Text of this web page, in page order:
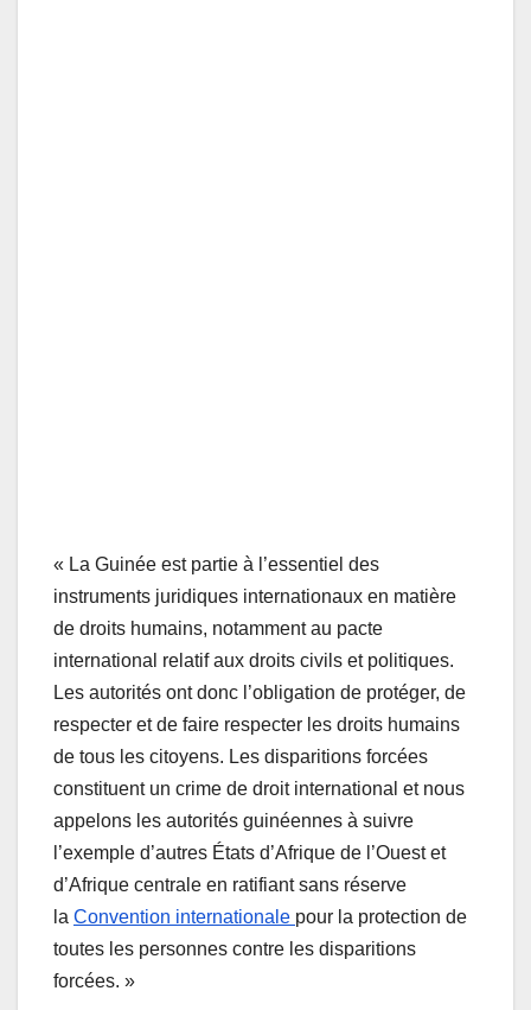
« La Guinée est partie à l’essentiel des
instruments juridiques internationaux en matière
de droits humains, notamment au pacte
international relatif aux droits civils et politiques.
Les autorités ont donc l’obligation de protéger, de
respecter et de faire respecter les droits humains
de tous les citoyens. Les disparitions forcées
constituent un crime de droit international et nous
appelons les autorités guinéennes à suivre
l’exemple d’autres États d’Afrique de l’Ouest et
d’Afrique centrale en ratifiant sans réserve
la Convention internationale pour la protection de
toutes les personnes contre les disparitions
forcées. »